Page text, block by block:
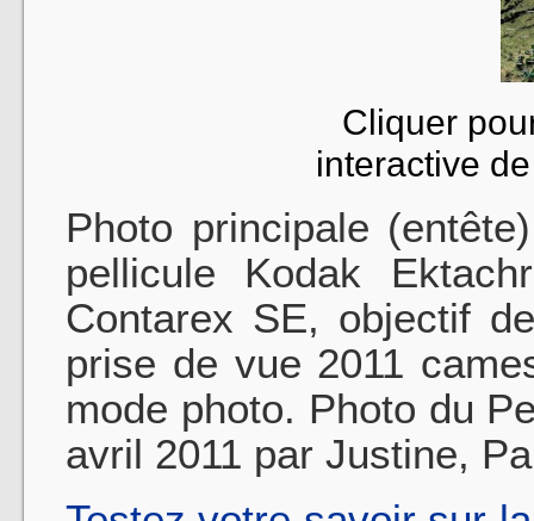
Cliquer
interactive
Photo principale
pellicule Kodak
Contarex SE, objectif
prise de vue 2011
mode photo. Photo du
avril 2011 par Justine,